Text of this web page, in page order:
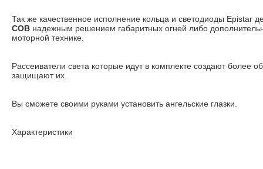
Так же качественное исполнение кольца и светодиоды Epistar
COB надежным решением габаритных огней либо
моторной технике.
Рассеиватели света которые идут в комплекте создают более
защищают их.
Вы сможете своими руками установить ангельские глазки.
Характеристики